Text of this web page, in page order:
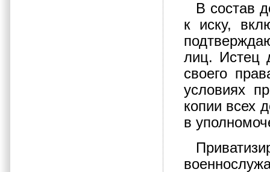
В состав
к иску,
лиц. Истец
своего
условиях
копии всех
в